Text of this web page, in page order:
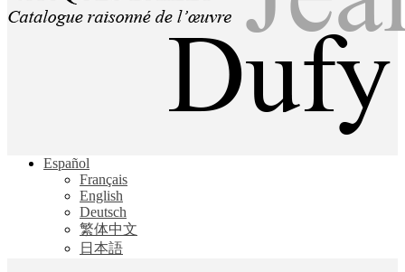
Jean Dufy
Jacques Bailly - Catalogue raisonné de l'œuvre de Jean Dufy
Español
Français
English
Deutsch
繁体中文
日本語